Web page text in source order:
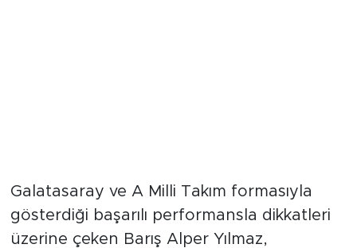
Galatasaray ve A Milli Takım formasıyla
gösterdiği başarılı performansla dikkatleri
üzerine çeken Barış Alper Yılmaz,